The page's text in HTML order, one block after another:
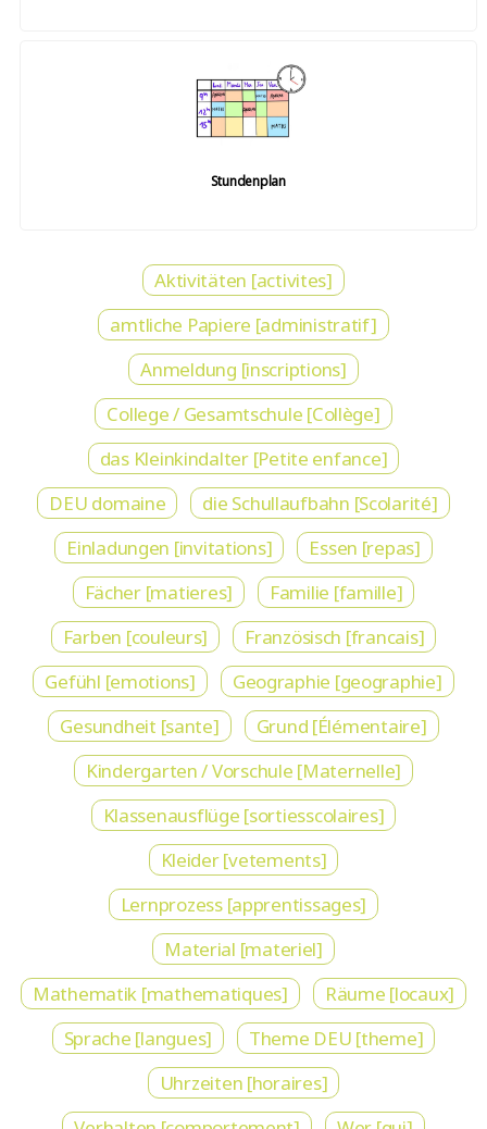
Stundenplan
Aktivitäten [activites]
amtliche Papiere [administratif]
Anmeldung [inscriptions]
College / Gesamtschule [Collège]
das Kleinkindalter [Petite enfance]
DEU domaine
die Schullaufbahn [Scolarité]
Einladungen [invitations]
Essen [repas]
Fächer [matieres]
Familie [famille]
Farben [couleurs]
Französisch [francais]
Gefühl [emotions]
Geographie [geographie]
Gesundheit [sante]
Grund [Élémentaire]
Kindergarten / Vorschule [Maternelle]
Klassenausflüge [sortiesscolaires]
Kleider [vetements]
Lernprozess [apprentissages]
Material [materiel]
Mathematik [mathematiques]
Räume [locaux]
Sprache [langues]
Theme DEU [theme]
Uhrzeiten [horaires]